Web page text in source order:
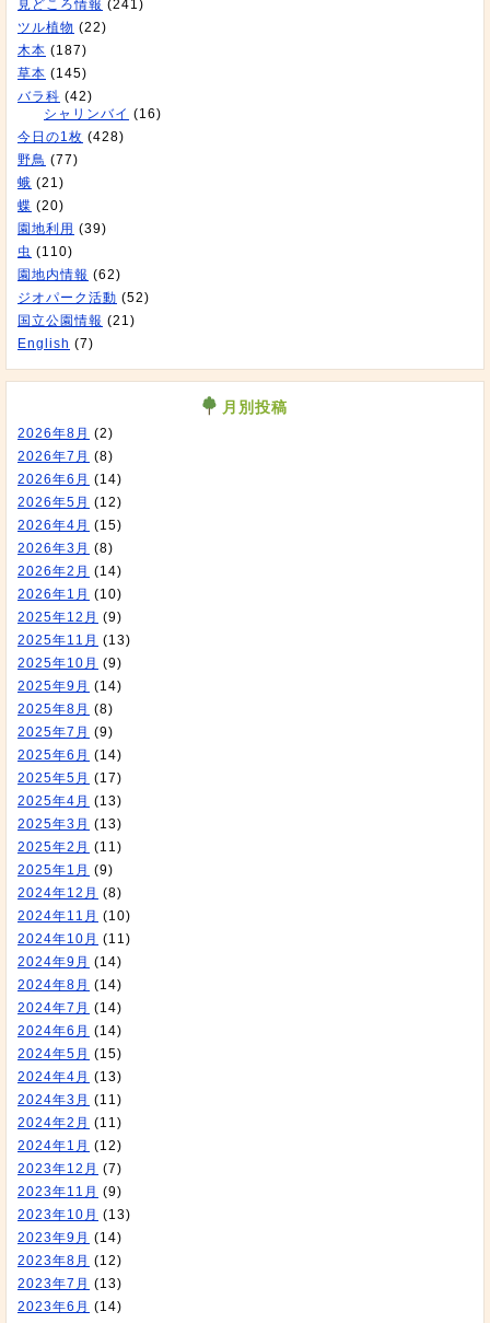
見どころ情報 (241)
ツル植物 (22)
木本 (187)
草本 (145)
バラ科 (42)
シャリンバイ (16)
今日の1枚 (428)
野鳥 (77)
蛾 (21)
蝶 (20)
園地利用 (39)
虫 (110)
園地内情報 (62)
ジオパーク活動 (52)
国立公園情報 (21)
English (7)
月別投稿
2026年8月 (2)
2026年7月 (8)
2026年6月 (14)
2026年5月 (12)
2026年4月 (15)
2026年3月 (8)
2026年2月 (14)
2026年1月 (10)
2025年12月 (9)
2025年11月 (13)
2025年10月 (9)
2025年9月 (14)
2025年8月 (8)
2025年7月 (9)
2025年6月 (14)
2025年5月 (17)
2025年4月 (13)
2025年3月 (13)
2025年2月 (11)
2025年1月 (9)
2024年12月 (8)
2024年11月 (10)
2024年10月 (11)
2024年9月 (14)
2024年8月 (14)
2024年7月 (14)
2024年6月 (14)
2024年5月 (15)
2024年4月 (13)
2024年3月 (11)
2024年2月 (11)
2024年1月 (12)
2023年12月 (7)
2023年11月 (9)
2023年10月 (13)
2023年9月 (14)
2023年8月 (12)
2023年7月 (13)
2023年6月 (14)